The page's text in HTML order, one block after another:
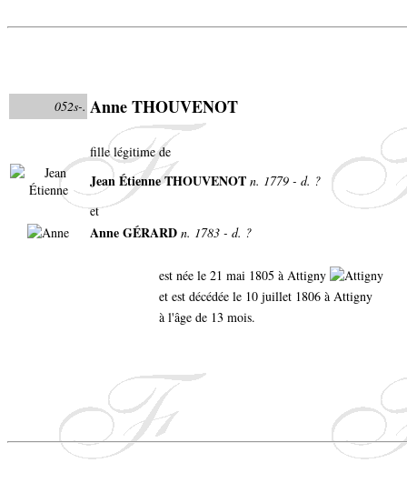
052s-. Anne THOUVENOT
fille légitime de
Jean Étienne THOUVENOT n. 1779 - d. ?
et
Anne GÉRARD n. 1783 - d. ?
est née le 21 mai 1805 à Attigny
et est décédée le 10 juillet 1806 à Attigny
à l'âge de 13 mois.